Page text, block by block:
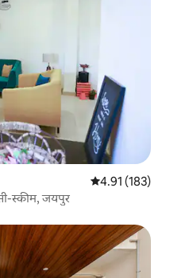
औसत रेटिंग 5 में से
4.91 (183)
स्कीम, जयपुर